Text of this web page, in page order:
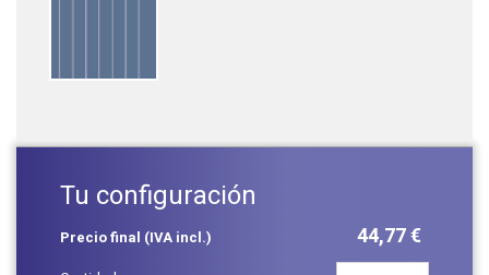
Tu configuración
Precio final (IVA incl.) 44,77 €